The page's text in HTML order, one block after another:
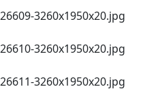
26609-3260х1950х20.jpg
26610-3260х1950х20.jpg
26611-3260х1950х20.jpg